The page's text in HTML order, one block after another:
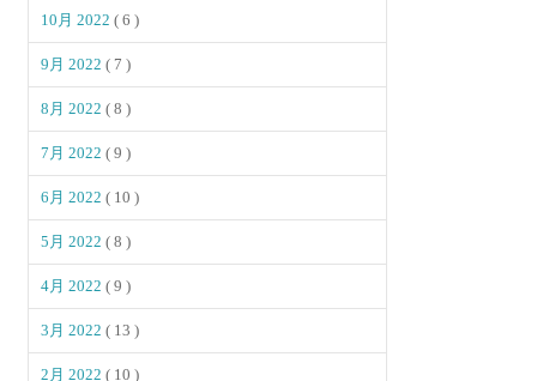
10月 2022( 6 )
9月 2022( 7 )
8月 2022( 8 )
7月 2022( 9 )
6月 2022( 10 )
5月 2022( 8 )
4月 2022( 9 )
3月 2022( 13 )
2月 2022( 10 )